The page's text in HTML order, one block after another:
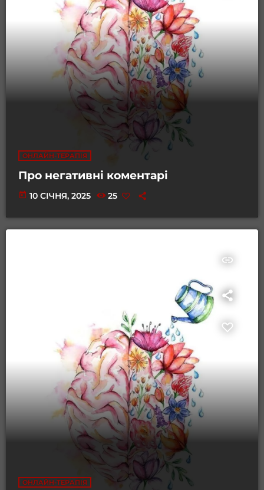
ОНЛАЙН-ТЕРАПІЯ
Про негативні коментарі
today 10 СІЧНЯ, 2025 25
insert_link
ОНЛАЙН-ТЕРАПІЯ